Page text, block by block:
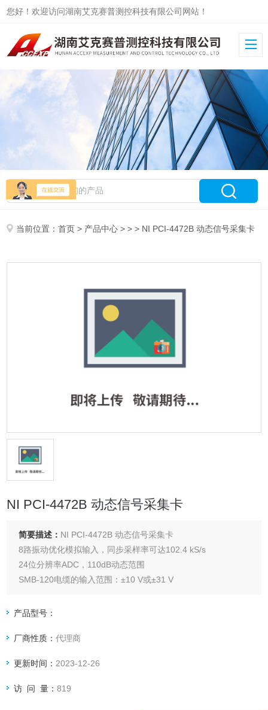
您好！欢迎访问湖南艾克赛普测控科技有限公司网站！
当前位置：首页 > 产品中心 > > > NI PCI-4472B 动态信号采集卡
NI PCI-4472B 动态信号采集卡
简要描述： NI PCI-4472B 动态信号采集卡
8路振动优化模拟输入，同步采样率可达102.4 kS/s
24位分辨率ADC，110dB动态范围
SMB-120电缆的输入范围：±10 V或±31 V
各种抗混叠滤波器
产品型号：
厂商性质：代理商
更新时间： 2023-12-26
访 问 量：819